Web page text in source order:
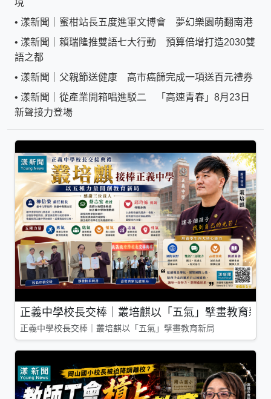
境
• 漾新聞｜蜜柑站長五度進軍文博會 夢幻樂園萌翻南港
• 漾新聞｜賴瑞隆推雙語七大行動 預算倍增打造2030雙
語之都
• 漾新聞｜父親節送健康 高市癌篩完成一項送百元禮券
• 漾新聞｜從產業開箱唱進駁二 「高速青春」8月23日
新聲接力登場
正義中學校長交棒｜叢培麒以「五氣」擘畫教育新局
正義中學校長交棒｜叢培麒以「五氣」擘畫教育新局